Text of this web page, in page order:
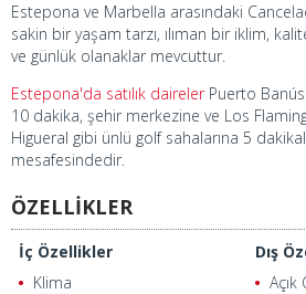
Estepona ve Marbella arasındaki
sakin bir yaşam tarzı, ılıman bir iklim,
ve günlük olanaklar mevcuttur.
Estepona'da satılık dairelerPuerto
10 dakika, şehir merkezine ve Los
Higueral gibi ünlü golf sahalarına 5
mesafesindedir.
ÖZELLİKLER
İç Özellikler
Klima
Dış